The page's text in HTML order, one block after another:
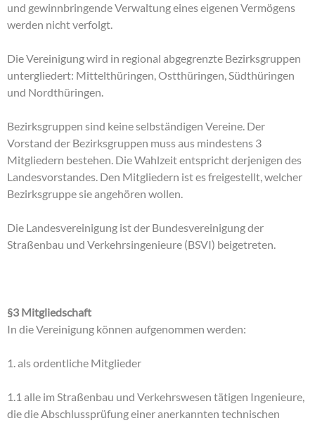
und gewinnbringende Verwaltung eines eigenen Vermögens
werden nicht verfolgt.
Die Vereinigung wird in regional abgegrenzte Bezirksgruppen
untergliedert: Mittelthüringen, Ostthüringen, Südthüringen
und Nordthüringen.
Bezirksgruppen sind keine selbständigen Vereine. Der
Vorstand der Bezirksgruppen muss aus mindestens 3
Mitgliedern bestehen. Die Wahlzeit entspricht derjenigen des
Landesvorstandes. Den Mitgliedern ist es freigestellt, welcher
Bezirksgruppe sie angehören wollen.
Die Landesvereinigung ist der Bundesvereinigung der
Straßenbau und Verkehrsingenieure (BSVI) beigetreten.
§3 Mitgliedschaft
In die Vereinigung können aufgenommen werden:
1. als ordentliche Mitglieder
1.1 alle im Straßenbau und Verkehrswesen tätigen Ingenieure,
die die Abschlussprüfung einer anerkannten technischen